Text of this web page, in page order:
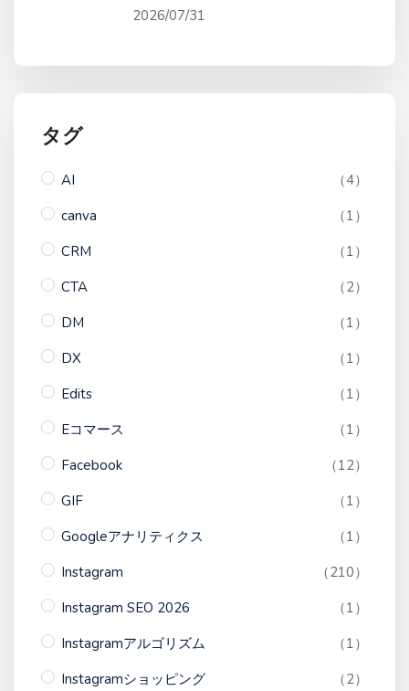
2026/07/31
タグ
AI
（4）
canva
（1）
CRM
（1）
CTA
（2）
DM
（1）
DX
（1）
Edits
（1）
Eコマース
（1）
Facebook
（12）
GIF
（1）
Googleアナリティクス
（1）
Instagram
（210）
Instagram SEO 2026
（1）
Instagramアルゴリズム
（1）
Instagramショッピング
（2）